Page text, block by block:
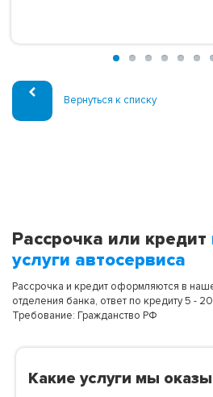
Вернуться к списку
Рассрочка или кредит
услуги автосервиса
Рассрочка и кредит оформляются в
отделения банка, ответ по кредиту 5 -
Требование: Гражданство РФ
Какие услуги мы